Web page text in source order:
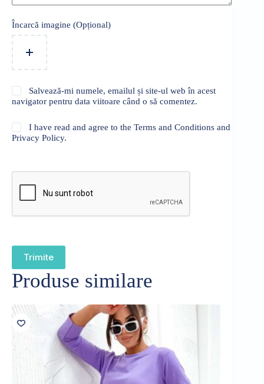
Încarcă imagine (Opțional)
Salvează-mi numele, emailul și site-ul web în acest
navigator pentru data viitoare când o să comentez.
I have read and agree to the Terms and Conditions and
Privacy Policy.
Trimite
Produse similare